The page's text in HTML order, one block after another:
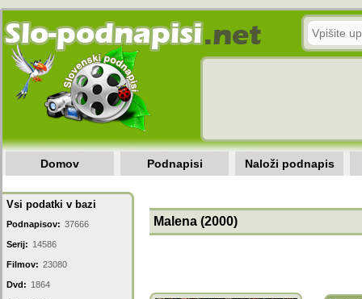
Domov Podnapisi Naloži podnapis
Vsi podatki v bazi
Podnapisov: 37666
Serij: 14586
Filmov: 23080
Dvd: 1864
Malena (2000)